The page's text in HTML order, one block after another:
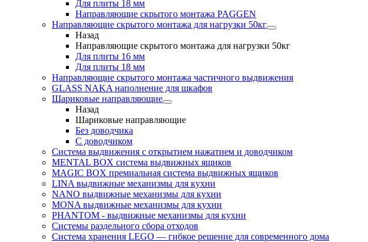
Для плиты 18 мм
Направляющие скрытого монтажа PAGGEN
Направляющие скрытого монтажа для нагрузки 50кг
Назад
Направляющие скрытого монтажа для нагрузки 50кг
Для плиты 16 мм
Для плиты 18 мм
Направляющие скрытого монтажа частичного выдвижения
GLASS NAKA наполнение для шкафов
Шариковые направляющие
Назад
Шариковые направляющие
Без доводчика
С доводчиком
Система выдвижения с открытием нажатием и доводчиком
MENTAL BOX система выдвижных ящиков
MAGIC BOX премиальная система выдвижных ящиков
LINA выдвижные механизмы для кухни
NANO выдвижные механизмы для кухни
MONA выдвижные механизмы для кухни
PHANTOM - выдвижные механизмы для кухни
Системы раздельного сбора отходов
Система хранения LEGO — гибкое решение для современного дома